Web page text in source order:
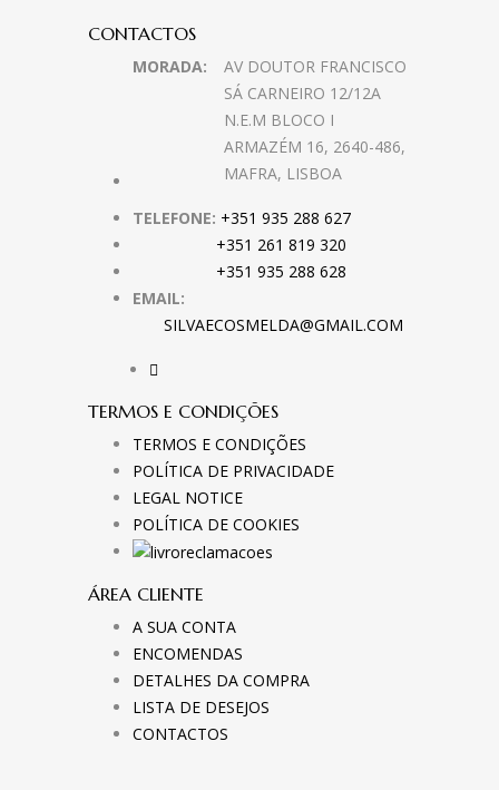
CONTACTOS
MORADA:
AV DOUTOR FRANCISCO
SÁ CARNEIRO 12/12A
N.E.M BLOCO I
ARMAZÉM 16, 2640-486,
MAFRA, LISBOA
TELEFONE: +351 935 288 627
+351 261 819 320
+351 935 288 628
EMAIL:
SILVAECOSMELDA@GMAIL.COM
TERMOS E CONDIÇÕES
TERMOS E CONDIÇÕES
POLÍTICA DE PRIVACIDADE
LEGAL NOTICE
POLÍTICA DE COOKIES
ÁREA CLIENTE
A SUA CONTA
ENCOMENDAS
DETALHES DA COMPRA
LISTA DE DESEJOS
CONTACTOS